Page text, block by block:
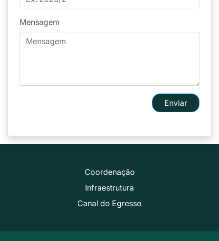
Mensagem
Enviar
Coordenação
Infraestrutura
Canal do Egresso